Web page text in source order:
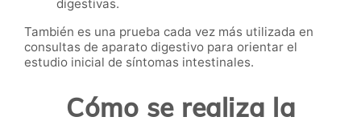
digestivas.
También es una prueba cada vez más utilizada en
consultas de aparato digestivo para orientar el
estudio inicial de síntomas intestinales.
Cómo se realiza la